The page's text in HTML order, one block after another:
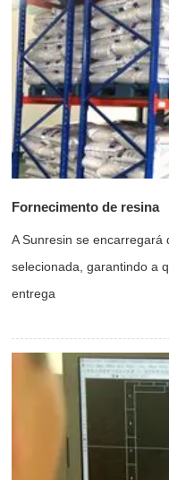
Fornecimento de resina
A Sunresin se
selecionada, garantindo a
entrega